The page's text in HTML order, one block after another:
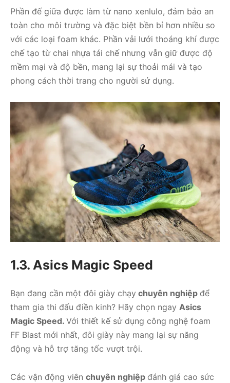
Phần đế giữa được làm từ nano xenlulo, đảm bảo an
toàn cho môi trường và đặc biệt bền bỉ hơn nhiều so
với các loại foam khác. Phần vải lưới thoáng khí được
chế tạo từ chai nhựa tái chế nhưng vẫn giữ được độ
mềm mại và độ bền, mang lại sự thoải mái và tạo
phong cách thời trang cho người sử dụng.
1.3. Asics Magic Speed
Bạn đang cần một đôi giày chạy chuyên nghiệp để
tham gia thi đấu điền kinh? Hãy chọn ngay Asics
Magic Speed. Với thiết kế sử dụng công nghệ foam
FF Blast mới nhất, đôi giày này mang lại sự năng
động và hỗ trợ tăng tốc vượt trội.
Các vận động viên chuyên nghiệp đánh giá cao sức